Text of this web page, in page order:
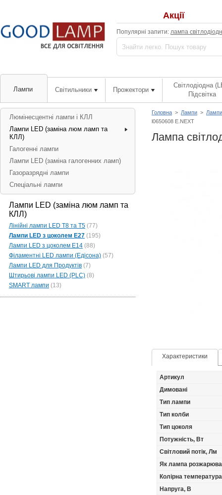
Акції
Популярні запити: лампа
Лампи Світильники Прожектори
Світлодіодна
Підсвітка
Головна > Лампи >
l0650608 E.NEXT
Лампа
Характеристики
Артикул
Димовані
Тип лампи
Тип колби
Тип цоколя
Потужність, Вт
Світловий потік, Лм
Як лампа
Колірна
Напруга, В
Люмінесцентні лампи і КЛЛ
Лампи LED (заміна люм ламп та
КЛЛ)
Галогенні лампи
Лампи LED (заміна галогенних ламп)
Газоразрядні лампи
Спеціальні лампи
Лампи LED (заміна люм ламп та
КЛЛ)
Лінійні лампи LED Т8 та Т5 (77)
Лампи LED з цоколем Е27 (195)
Лампи LED з цоколем Е14 (88)
Філаментні LED лампи (Едісона) (57)
Лампи LED для Продуктів (7)
Штирьові лампи LED (PLC) (8)
SMART лампи (13)